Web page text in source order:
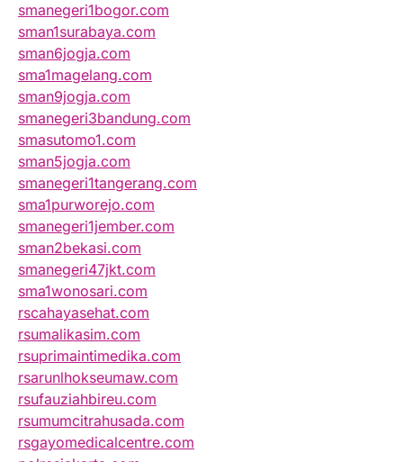
smanegeri1bogor.com
sman1surabaya.com
sman6jogja.com
sma1magelang.com
sman9jogja.com
smanegeri3bandung.com
smasutomo1.com
sman5jogja.com
smanegeri1tangerang.com
sma1purworejo.com
smanegeri1jember.com
sman2bekasi.com
smanegeri47jkt.com
sma1wonosari.com
rscahayasehat.com
rsumalikasim.com
rsuprimaintimedika.com
rsarunlhokseumaw.com
rsufauziahbireu.com
rsumumcitrahusada.com
rsgayomedicalcentre.com